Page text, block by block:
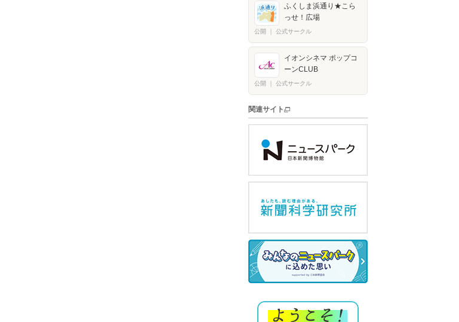
ふくしま浜通り★こら
っせ！広場
公開 公式サークル
イオンシネマ ポップコ
ーンCLUB
公開 公式サークル
関連サイト